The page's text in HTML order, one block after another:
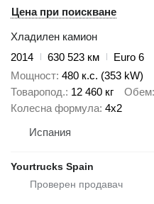
Цена при поискване
Хладилен камион
2014
630 523 км
Euro 6
Мощност 480 к.с. (353 kW)
Товаропод. 12 460 кг Обем
Колесна формула 4x2
Испания
Yourtrucks Spain